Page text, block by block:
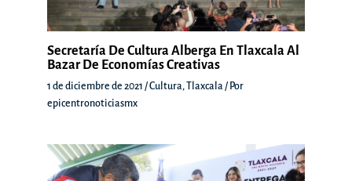
Secretaría De Cultura Alberga En Tlaxcala Al
Bazar De Economías Creativas
1 de diciembre de 2021 /Cultura, Tlaxcala / Por
epicentronoticiasmx